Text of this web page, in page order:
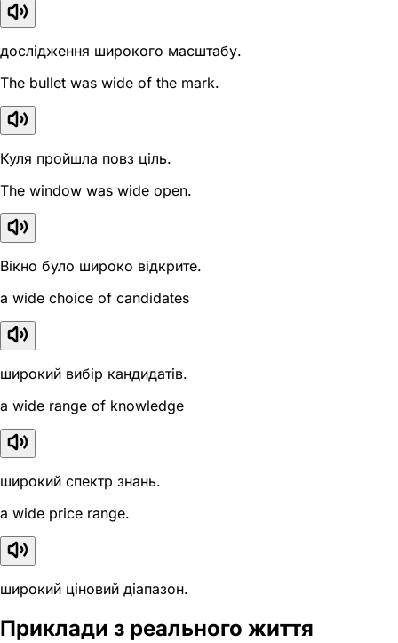
дослідження широкого масштабу.
The bullet was wide of the mark.
Куля пройшла повз ціль.
The window was wide open.
Вікно було широко відкрите.
a wide choice of candidates
широкий вибір кандидатів.
a wide range of knowledge
широкий спектр знань.
a wide price range.
широкий ціновий діапазон.
Приклади з реального життя